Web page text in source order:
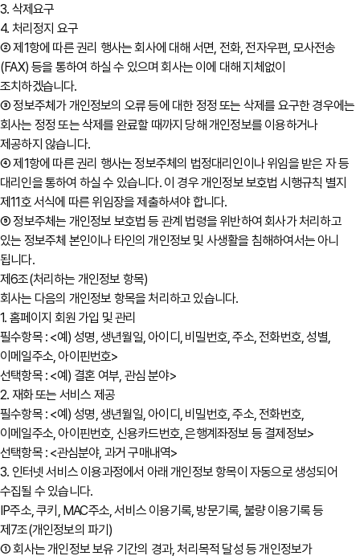
3. 삭제요구
4. 처리정지 요구
② 제1항에 따른 권리 행사는 회사에 대해 서면, 전화, 전자우편, 모사전송
(FAX) 등을 통하여 하실 수 있으며 회사는 이에 대해 지체없이
조치하겠습니다.
③ 정보주체가 개인정보의 오류 등에 대한 정정 또는 삭제를 요구한 경우에는
회사는 정정 또는 삭제를 완료할 때까지 당해 개인정보를 이용하거나
제공하지 않습니다.
④ 제1항에 따른 권리 행사는 정보주체의 법정대리인이나 위임을 받은 자 등
대리인을 통하여 하실 수 있습니다. 이 경우 개인정보 보호법 시행규칙 별지
제11호 서식에 따른 위임장을 제출하셔야 합니다.
⑤ 정보주체는 개인정보 보호법 등 관계 법령을 위반하여 회사가 처리하고
있는 정보주체 본인이나 타인의 개인정보 및 사생활을 침해하여서는 아니
됩니다.
제6조(처리하는 개인정보 항목)
회사는 다음의 개인정보 항목을 처리하고 있습니다.
1. 홈페이지 회원 가입 및 관리
필수항목 : <예) 성명, 생년월일, 아이디, 비밀번호, 주소, 전화번호, 성별,
이메일주소, 아이핀번호>
선택항목 : <예) 결혼 여부, 관심 분야>
2. 재화 또는 서비스 제공
필수항목 : <예) 성명, 생년월일, 아이디, 비밀번호, 주소, 전화번호,
이메일주소, 아이핀번호, 신용카드번호, 은행계좌정보 등 결제정보>
선택항목 : <관심분야, 과거 구매내역>
3. 인터넷 서비스 이용과정에서 아래 개인정보 항목이 자동으로 생성되어
수집될 수 있습니다.
IP주소, 쿠키, MAC주소, 서비스 이용기록, 방문기록, 불량 이용기록 등
제7조(개인정보의 파기)
① 회사는 개인정보 보유 기간의 경과, 처리목적 달성 등 개인정보가